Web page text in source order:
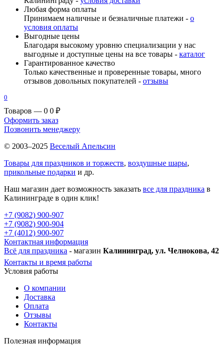
Любая форма оплаты
Принимаем наличные и безналичные платежи - о
условия оплаты
Выгодные цены
Благодаря высокому уровню специализации у нас
выгодные и доступные цены на все товары - каталог
Гарантированное качество
Только качественные и проверенные товары, много
отзывов довольных покупателей - отзывы
0
Товаров — 0 0 ₽
Оформить заказ
Позвонить менеджеру
© 2003–2025 Веселый Апельсин
Товары для праздников и торжеств, воздушные шары,
прикольные подарки и др.
Наш магазин дает возможность заказать все для праздника в
Калининграде в один клик!
+7 (9082) 900-907
+7 (9082) 900-904
+7 (4012) 900-907
Контактная информация
Всё для праздника - магазин Калининград, ул. Челнокова, 42
Контакты и время работы
Условия работы
О компании
Доставка
Оплата
Отзывы
Контакты
Полезная информация